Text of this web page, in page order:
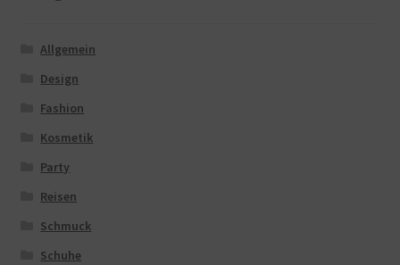
Allgemein
Design
Fashion
Kosmetik
Party
Reisen
Schmuck
Schuhe